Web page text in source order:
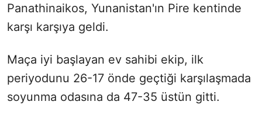
Panathinaikos, Yunanistan'ın Pire kentinde
karşı karşıya geldi.
Maça iyi başlayan ev sahibi ekip, ilk
periyodunu 26-17 önde geçtiği karşılaşmada
soyunma odasına da 47-35 üstün gitti.